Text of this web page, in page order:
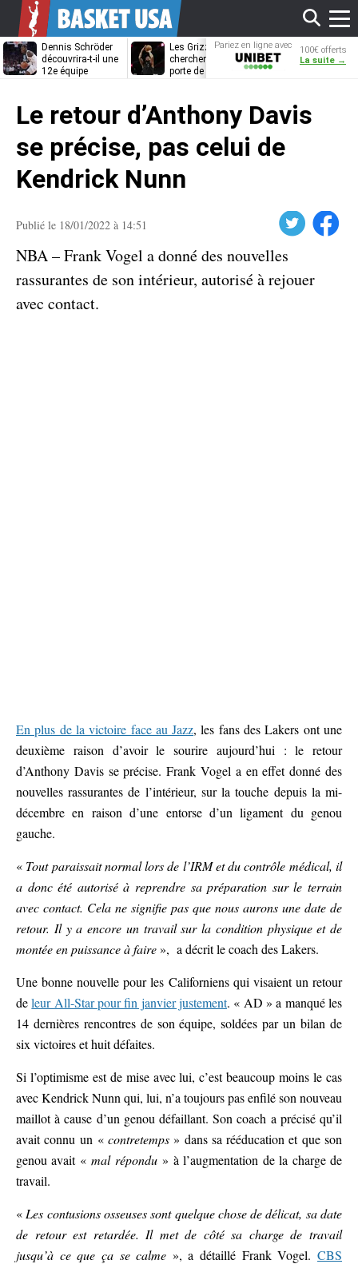
Dennis Schröder
découvrira-t-il une
12e équipe
Les Grizzlies
cherchent déjà une
porte de sortie
Dwane Casey
bientôt coach
Pariez en ligne avec
Unibet
100€ offerts
La suite →
Le retour d’Anthony Davis
se précise, pas celui de
Kendrick Nunn
Publié le 18/01/2022 à 14:51 Facebook
NBA – Frank Vogel a donné des nouvelles
rassurantes de son intérieur, autorisé à rejouer
avec contact.
En plus de la victoire face au Jazz, les fans des Lakers ont une
deuxième raison d’avoir le sourire aujourd’hui : le retour
d’Anthony Davis se précise. Frank Vogel a en effet donné des
nouvelles rassurantes de l’intérieur, sur la touche depuis la mi-
décembre en raison d’une entorse d’un ligament du genou
gauche.
« Tout paraissait normal lors de l’IRM et du contrôle médical, il
a donc été autorisé à reprendre sa préparation sur le terrain
avec contact. Cela ne signifie pas que nous aurons une date de
retour. Il y a encore un travail sur la condition physique et de
montée en puissance à faire», a décrit le coach des Lakers.
Une bonne nouvelle pour les Californiens qui visaient un retour
deleur All-Star pour fin janvier justement. « AD » a manqué les
14 dernières rencontres de son équipe, soldées par un bilan de
six victoires et huit défaites.
Si l’optimisme est de mise avec lui, c’est beaucoup moins le cas
avec Kendrick Nunn qui, lui, n’a toujours pas enfilé son nouveau
maillot à cause d’un genou défaillant. Son coach a précisé qu’il
avait connu un «contretemps » dans sa rééducation et que son
genou avait «mal répondu» à l’augmentation de la charge de
travail.
« Les contusions osseuses sont quelque chose de délicat, sa date
de retour est retardée. Il met de côté sa charge de travail
jusqu’à ce que ça se calme », a détaillé Frank Vogel.CBS